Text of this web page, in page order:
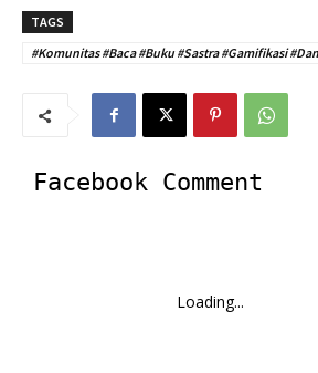
TAGS
#Komunitas #Baca #Buku #Sastra #Gamifikasi
Facebook Comment
Loading...